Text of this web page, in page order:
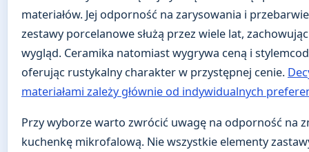
materiałów. Jej odporność na zarysowania i
zestawy porcelanowe służą przez wiele lat,
wygląd. Ceramika natomiast wygrywa ceną i
oferując rustykalny charakter w przystępnej cenie.
materiałami zależy głównie od indywidualnych
Przy wyborze warto zwrócić uwagę na odporność na
kuchenkę mikrofalową. Nie wszystkie elementy